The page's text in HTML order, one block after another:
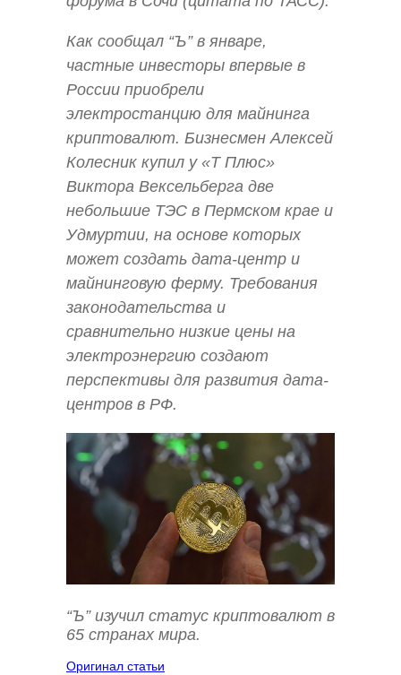
Как сообщал “Ъ” в январе,
частные инвесторы впервые в
России приобрели
электростанцию для майнинга
криптовалют. Бизнесмен Алексей
Колесник купил у «Т Плюс»
Виктора Вексельберга две
небольшие ТЭС в Пермском крае и
Удмуртии, на основе которых
может создать дата-центр и
майнинговую ферму. Требования
законодательства и
сравнительно низкие цены на
электроэнергию создают
перспективы для развития дата-
центров в РФ.
“Ъ” изучил статус криптовалют в
65 странах мира.
Оригинал статьи